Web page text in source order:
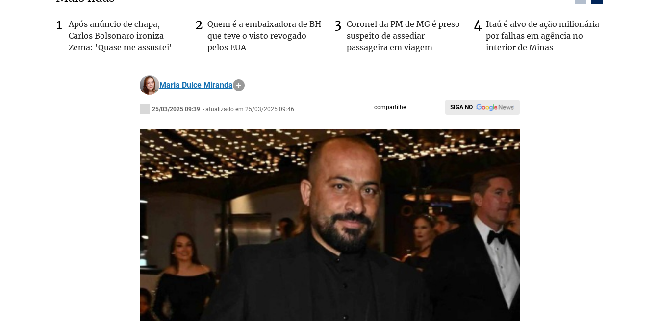
Após anúncio de chapa,
Carlos Bolsonaro ironiza
Zema: 'Quase me assustei'
Quem é a embaixadora de BH
que teve o visto revogado
pelos EUA
Coronel da PM de MG é preso
suspeito de assediar
passageira em viagem
Itaú é alvo de ação milionária
por falhas em agência no
interior de Minas
Maria Dulce Miranda
25/03/2025 09:39 - atualizado em 25/03/2025 09:46 compartilhe SIGA NO